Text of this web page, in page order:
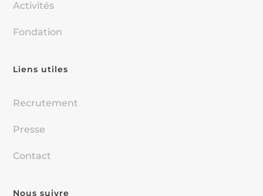
Activités
Fondation
Liens utiles
Recrutement
Presse
Contact
Nous suivre